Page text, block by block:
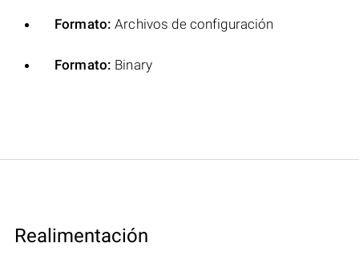
Formato: Archivos de configuración
Formato: Binary
Realimentación